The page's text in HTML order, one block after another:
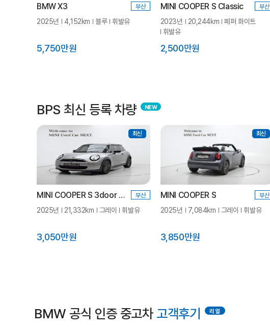
BMW X3 부산
2025년 4,152km 블루 휘발유
5,750만원
MINI COOPER S Classic 부산
2023년 20,244km 페퍼 화이트
휘발유
2,500만원
BPS 최신 등록 차량
최신
MINI COOPER S 3door 페이버드 부산
2025년 21,332km 그레이 휘발유
3,050만원
최신
MINI COOPER S 부산
2025년 7,084km 그레이 휘발유
3,850만원
BMW 공식 인증 중고차고객후기